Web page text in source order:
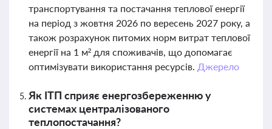
транспортування та постачання теплової енергії
на період з жовтня 2026 по вересень 2027 року, а
також розрахунок питомих норм витрат теплової
енергії на 1 м² для споживачів, що допомагає
оптимізувати використання ресурсів. Джерело
Як ІТП сприяє енергозбереженню у
системах централізованого
теплопостачання?